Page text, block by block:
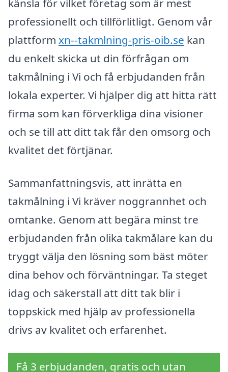
känsla för vilket företag som är mest
professionellt och tillförlitligt. Genom vår
plattform xn--takmlning-pris-oib.se kan
du enkelt skicka ut din förfrågan om
takmålning i Vi och få erbjudanden från
lokala experter. Vi hjälper dig att hitta rätt
firma som kan förverkliga dina visioner
och se till att ditt tak får den omsorg och
kvalitet det förtjänar.
Sammanfattningsvis, att inrätta en
takmålning i Vi kräver noggrannhet och
omtanke. Genom att begära minst tre
erbjudanden från olika takmålare kan du
tryggt välja den lösning som bäst möter
dina behov och förväntningar. Ta steget
idag och säkerställ att ditt tak blir i
toppskick med hjälp av professionella
drivs av kvalitet och erfarenhet.
Få 3 erbjudanden, gratis och utan